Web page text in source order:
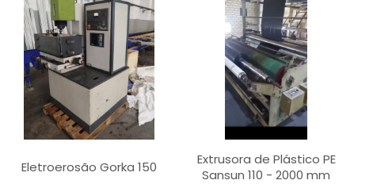
Eletroerosão Gorka 150
Extrusora de Plástico PE
Sansun 110 - 2000 mm